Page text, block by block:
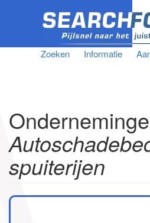
Zoeken Informatie
spuiterijen